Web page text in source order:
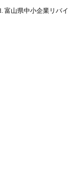
富山県中小企業リバイ